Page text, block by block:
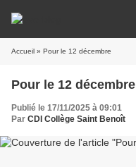
Accueil » Pour le 12 décembre
Pour le 12 décembre
Publié le 17/11/2025 à 09:01
Par CDI Collège Saint Benoît